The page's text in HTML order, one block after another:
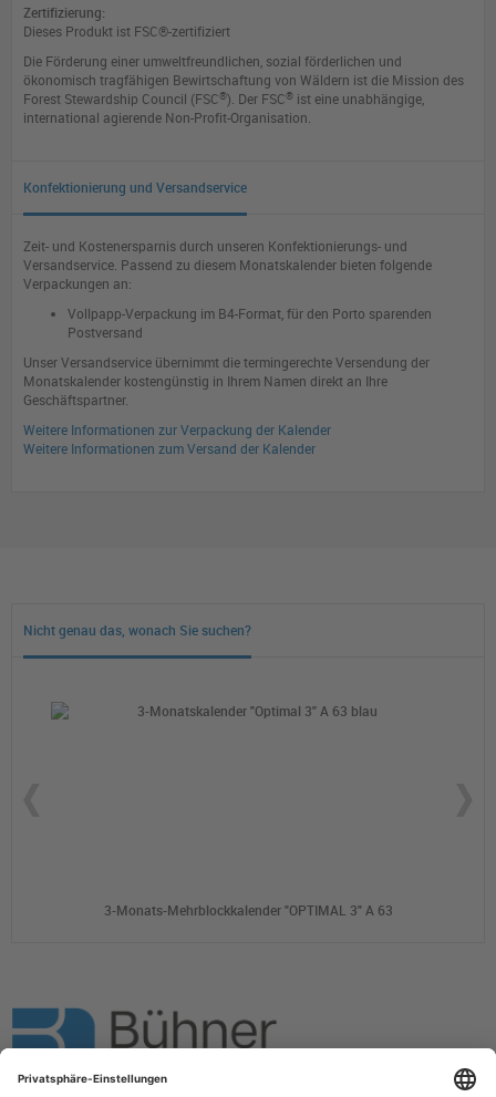
Zertifizierung:
Dieses Produkt ist FSC®-zertifiziert
Die Förderung einer umweltfreundlichen, sozial förderlichen und
ökonomisch tragfähigen Bewirtschaftung von Wäldern ist die Mission des
Forest Stewardship Council (FSC®). Der FSC® ist eine unabhängige,
international agierende Non-Profit-Organisation.
Konfektionierung und Versandservice
Zeit- und Kostenersparnis durch unseren Konfektionierungs- und
Versandservice. Passend zu diesem Monatskalender bieten folgende
Verpackungen an:
Vollpapp-Verpackung im B4-Format, für den Porto sparenden
Postversand
Unser Versandservice übernimmt die termingerechte Versendung der
Monatskalender kostengünstig in Ihrem Namen direkt an Ihre
Geschäftspartner.
Weitere Informationen zur Verpackung der Kalender
Weitere Informationen zum Versand der Kalender
Nicht genau das, wonach Sie suchen?
3-Monats-Mehrblockkalender "OPTIMAL 3" A 63